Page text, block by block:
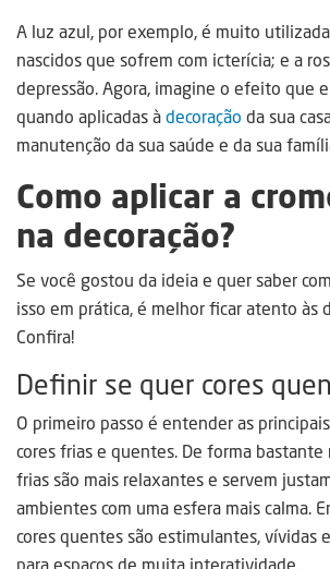
A luz azul, por exemplo, é muito
nascidos que sofrem com icterícia; e a
depressão. Agora, imagine o efeito que
quando aplicadas àdecoração da sua
manutenção da sua saúde e da sua
Como aplicar a
na decoração?
Se você gostou da ideia e quer saber
isso em prática, é melhor ficar atento às
Confira!
Definir se quer cores
O primeiro passo é entender as
cores frias e quentes. De forma bastante
frias são mais relaxantes e servem
ambientes com uma esfera mais calma.
cores quentes são estimulantes, vívidas